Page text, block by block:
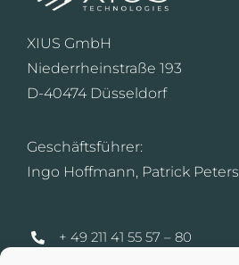
XIUS GmbH
Niederrheinstraße 193
D-40474 Düsseldorf
Geschäftsführer:
Ingo Hoffmann, Patrick Peters
+ 49 211 41 55 57 – 80